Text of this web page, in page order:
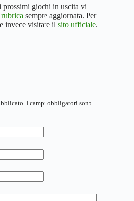
giochi in uscita vi
rubrica sempre aggiornata. Per
invece visitare il sito ufficiale.
I campi obbligatori sono